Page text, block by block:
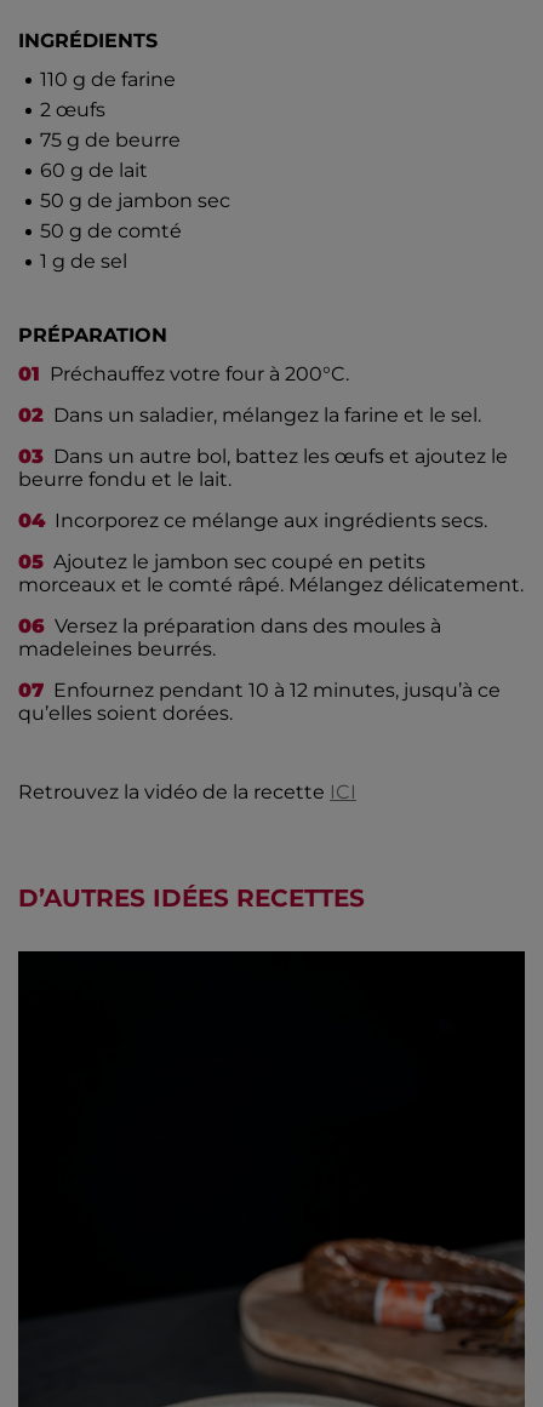
INGRÉDIENTS
110 g de farine
2 œufs
75 g de beurre
60 g de lait
50 g de jambon sec
50 g de comté
1 g de sel
PRÉPARATION
Préchauffez votre four à 200°C.
Dans un saladier, mélangez la farine et le sel.
Dans un autre bol, battez les œufs et ajoutez le
beurre fondu et le lait.
Incorporez ce mélange aux ingrédients secs.
Ajoutez le jambon sec coupé en petits
morceaux et le comté râpé. Mélangez délicatement.
Versez la préparation dans des moules à
madeleines beurrés.
Enfournez pendant 10 à 12 minutes, jusqu’à ce
qu’elles soient dorées.
Retrouvez la vidéo de la recette ICI
D’AUTRES IDÉES RECETTES